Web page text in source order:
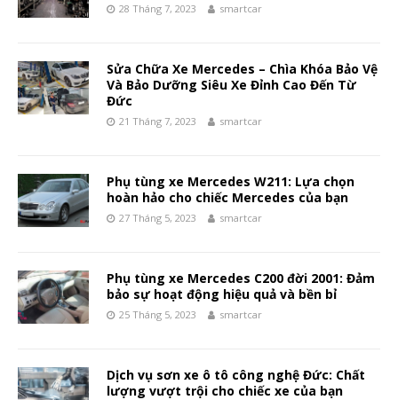
28 Tháng 7, 2023 smartcar
Sửa Chữa Xe Mercedes – Chìa Khóa Bảo Vệ
Và Bảo Dưỡng Siêu Xe Đỉnh Cao Đến Từ
Đức
21 Tháng 7, 2023 smartcar
Phụ tùng xe Mercedes W211: Lựa chọn
hoàn hảo cho chiếc Mercedes của bạn
27 Tháng 5, 2023 smartcar
Phụ tùng xe Mercedes C200 đời 2001: Đảm
bảo sự hoạt động hiệu quả và bền bỉ
25 Tháng 5, 2023 smartcar
Dịch vụ sơn xe ô tô công nghệ Đức: Chất
lượng vượt trội cho chiếc xe của bạn